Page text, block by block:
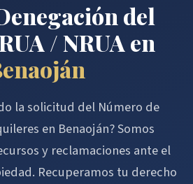
del
/ NRUA en
la solicitud del Número de
en Benaoján? Somos
y reclamaciones ante el
Recuperamos tu derecho